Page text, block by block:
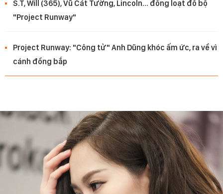
S.T, Will (365), Vũ Cát Tường, Lincoln... đồng loạt đổ bộ
"Project Runway"
Project Runway: "Công tử" Anh Dũng khóc ấm ức, ra về vì
cánh đồng bắp